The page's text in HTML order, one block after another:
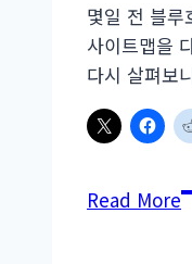
몇일 전 블
사이트맵을
다시 살펴보
Read More